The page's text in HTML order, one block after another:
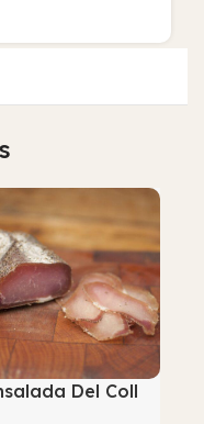
Del Coll